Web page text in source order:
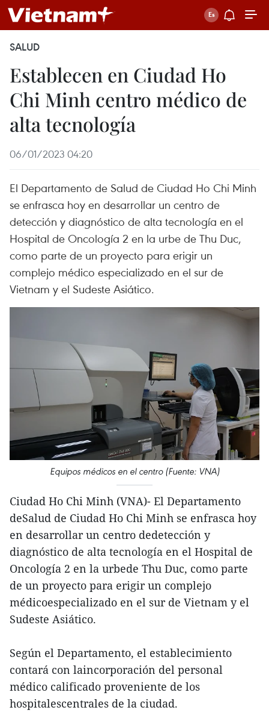
SALUD
Establecen en Ciudad Ho
Chi Minh centro médico de
alta tecnología
06/01/2023 04:20
El Departamento de Salud de Ciudad Ho Chi Minh
se enfrasca hoy en desarrollar un centro de
detección y diagnóstico de alta tecnología en el
Hospital de Oncología 2 en la urbe de Thu Duc,
como parte de un proyecto para erigir un
complejo médico especializado en el sur de
Vietnam y el Sudeste Asiático.
Equipos médicos en el centro (Fuente: VNA)
Ciudad Ho Chi Minh (VNA)- El Departamento
deSalud de Ciudad Ho Chi Minh se enfrasca hoy
en desarrollar un centro dedetección y
diagnóstico de alta tecnología en el Hospital de
Oncología 2 en la urbede Thu Duc, como parte
de un proyecto para erigir un complejo
médicoespecializado en el sur de Vietnam y el
Sudeste Asiático.
Según el Departamento, el establecimiento
contará con laincorporación del personal
médico calificado proveniente de los
hospitalescentrales de la ciudad.